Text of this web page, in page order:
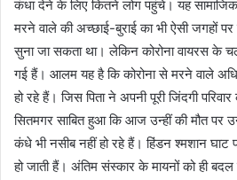
कंधा देने के लिए कितने लोग पहुंचे। यह सामाजिक
मरने वाले की अच्छाई-बुराई का भी ऐसी जगहों
सुना जा सकता था। लेकिन कोरोना वायरस के
गई हैं। आलम यह है कि कोरोना से मरने वाले
हो रहे हैं। जिस पिता ने अपनी पूरी जिंदगी
सितमगर साबित हुआ कि आज उन्हीं की मौत पर
कंधे भी नसीब नहीं हो रहे हैं। हिंडन श्मशान
हो जाती हैं। अंतिम संस्कार के मायनों को ही